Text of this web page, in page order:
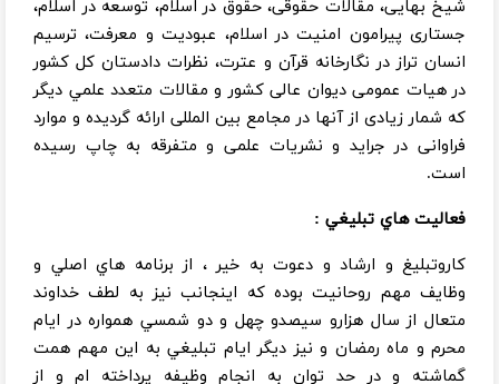
شیخ بهایی، مقالات حقوقی، حقوق در اسلام، توسعه در اسلام،
جستاری پیرامون امنیت در اسلام، عبودیت و معرفت، ترسیم
انسان تراز در نگارخانه قرآن و عترت، نظرات دادستان کل کشور
در هیات عمومی دیوان عالی کشور و مقالات متعدد علمي ديگر
که شمار زیادی از آنها در مجامع بین المللی ارائه گردیده و موارد
فراوانی در جراید و نشریات علمی و متفرقه به چاپ رسیده
است.
فعاليت هاي تبليغي :
كاروتبليغ و ارشاد و دعوت به خير ،‌ از برنامه هاي اصلي و
وظايف مهم روحانيت بوده كه اينجانب نيز به لطف خداوند
متعال از سال هزارو سيصدو چهل و دو شمسي همواره در ايام
محرم و ماه رمضان و نيز ديگر ايام تبليغي به اين مهم همت
گماشته و در حد توان به انجام وظيفه پرداخته ام و از